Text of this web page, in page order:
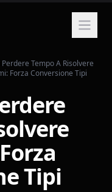
Tempo A Risolvere
Forza Conversione Tipi
Tipi